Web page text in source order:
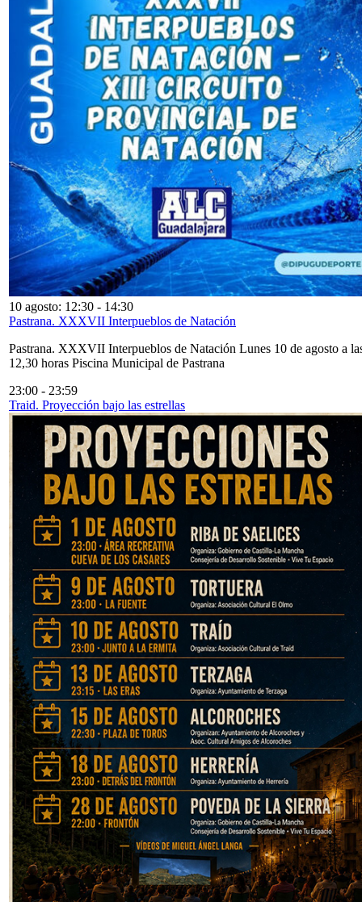
10 agosto: 12:30 - 14:30
Pastrana. XXXVII Interpueblos de Natación
Pastrana. XXXVII Interpueblos de Natación Lunes 10 de agosto a
12,30 horas Piscina Municipal de Pastrana
23:00 - 23:59
Traid. Proyección bajo las estrellas